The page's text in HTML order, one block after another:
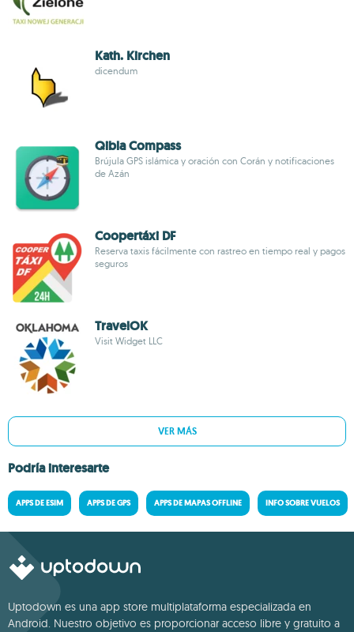
Kath. Kirchen
dicendum
Qibla Compass
Brújula GPS islámica y oración con Corán y notificaciones
de Azán
Coopertáxi DF
Reserva taxis fácilmente con rastreo en tiempo real y pagos
seguros
TravelOK
Visit Widget LLC
VER MÁS
Podría interesarte
APPS DE ESIM APPS DE GPS APPS DE MAPAS OFFLINE INFO SOBRE VUELOS
Uptodown es una app store multiplataforma especializada en
Android. Nuestro objetivo es proporcionar acceso libre y gratuito a